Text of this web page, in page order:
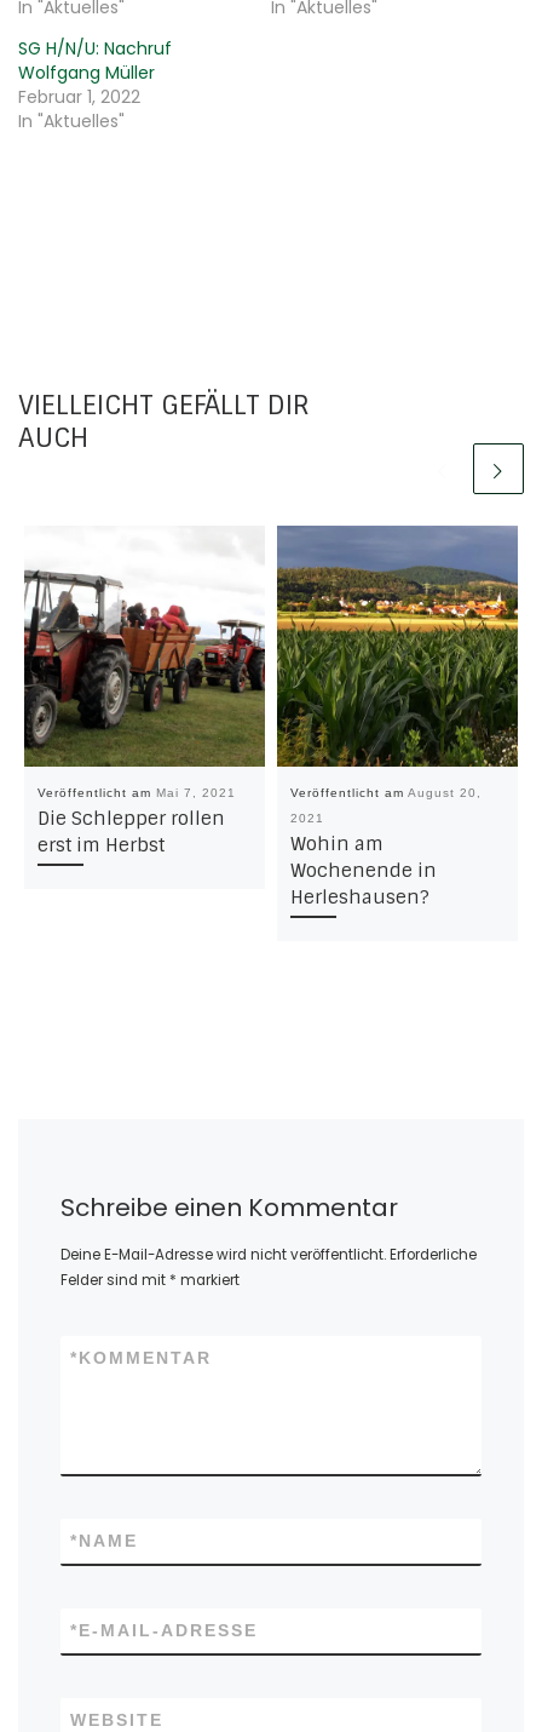
In "Aktuelles"
In "Aktuelles"
SG H/N/U: Nachruf
Wolfgang Müller
Februar 1, 2022
In "Aktuelles"
VIELLEICHT GEFÄLLT DIR
AUCH
Veröffentlicht am Mai 7, 2021
Die Schlepper rollen
erst im Herbst
Veröffentlicht am August 20,
2021
Wohin am
Wochenende in
Herleshausen?
Schreibe einen Kommentar
Deine E-Mail-Adresse wird nicht veröffentlicht.Erforderliche
Felder sind mit * markiert
KOMMENTAR
*
NAME
*
E-MAIL-ADRESSE
*
WEBSITE